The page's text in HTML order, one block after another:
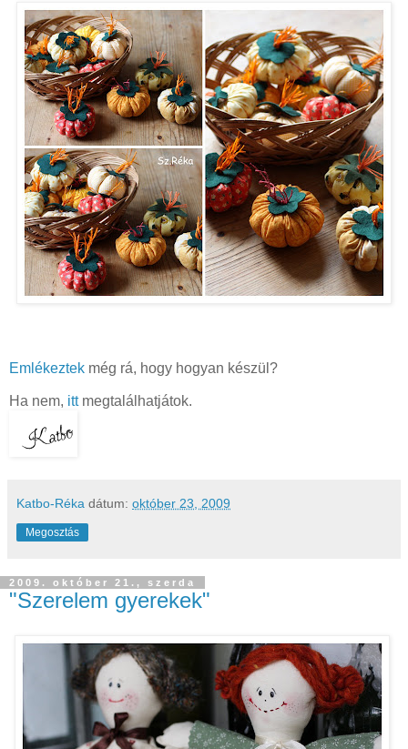
Emlékeztek még rá, hogy hogyan készül?
Ha nem, ittmegtalálhatjátok.
Katbo-Réka dátum: október 23, 2009
Megosztás
2009. október 21., szerda
"Szerelem gyerekek"